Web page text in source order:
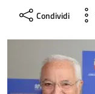
Condividi